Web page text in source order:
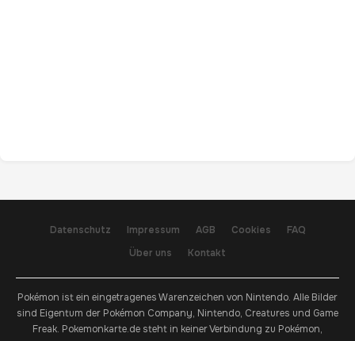
Datenschutz Impressum AGB Cookies
FAQ
Über uns
Kontakt
Pokémon ist ein eingetragenes Warenzeichen von Nintendo. Alle Bilder
sind Eigentum der Pokémon Company, Nintendo, Creatures und Game
Freak. Pokemonkarte.de steht in keiner Verbindung zu Pokémon,